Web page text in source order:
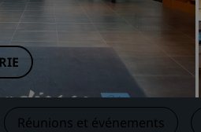
Réunions et événements